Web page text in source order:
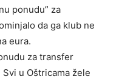
ponudu” za
da ga klub ne
eura.
za transfer
u Oštricama žele